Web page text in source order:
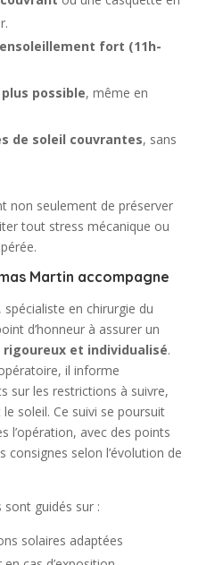
fort (11h-
possible, même en
de soleil couvrantes, sans
non seulement de préserver
tout stress mécanique ou
Martin accompagne
, spécialiste en chirurgie du
d’honneur à assurer un
et individualisé.
il informe
sur les restrictions à suivre,
soleil. Ce suivi se poursuit
l’opération, avec des points
consignes selon l’évolution de
sont guidés sur :
solaires adaptées